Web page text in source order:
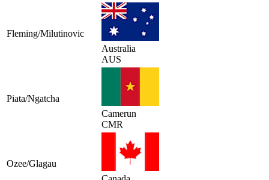
Fleming/Milutinovic
Australia
AUS
Piata/Ngatcha
Camerun
CMR
Ozee/Glagau